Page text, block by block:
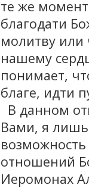
те же
благодати
молитву или
нашему
понимает,
благе, идти
В данном
Вами, я лишь
отношений
Иеромонах